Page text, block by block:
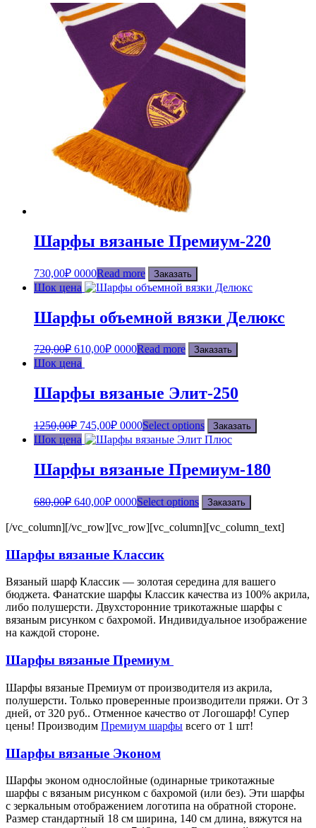
Шарфы вязаные Премиум-220
730,00₽ 0000Read more Заказать
Шок цена
Шарфы объемной вязки Делюкс
720,00₽ 610,00₽ 0000Read more Заказать
Шок цена
Шарфы вязаные Элит-250
1250,00₽ 745,00₽ 0000Select options Заказать
Шок цена
Шарфы вязаные Премиум-180
680,00₽ 640,00₽ 0000Select options Заказать
[/vc_column][/vc_row][vc_row][vc_column][vc_column_text]
Шарфы вязаные Классик
Вязаный шарф Классик — золотая середина для вашего
бюджета. Фанатские шарфы Классик качества из 100% акрила,
либо полушерсти. Двухсторонние трикотажные шарфы с
вязаным рисунком с бахромой. Индивидуальное изображение
на каждой стороне.
Шарфы вязаные Премиум
Шарфы вязаные Премиум от производителя из акрила,
полушерсти. Только проверенные производители пряжи. От 3
дней, от 320 руб.. Отменное качество от Логошарф! Супер
цены! Производим Премиум шарфы всего от 1 шт!
Шарфы вязаные Эконом
Шарфы эконом однослойные (одинарные трикотажные
шарфы с вязаным рисунком с бахромой (или без). Эти шарфы
с зеркальным отображением логотипа на обратной стороне.
Размер стандартный 18 см ширина, 140 см длина, вяжутся на